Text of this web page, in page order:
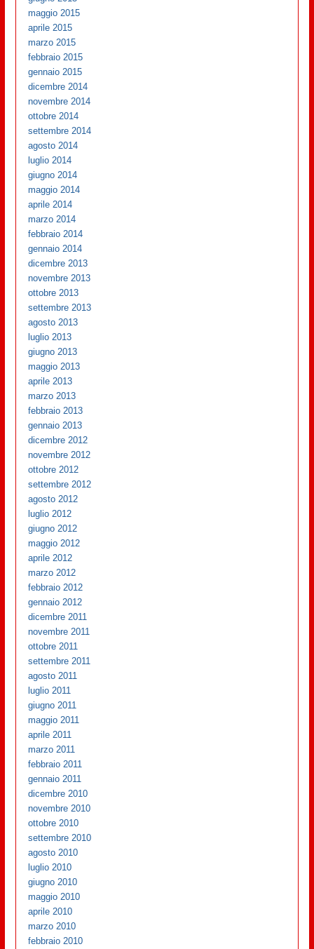
maggio 2015
aprile 2015
marzo 2015
febbraio 2015
gennaio 2015
dicembre 2014
novembre 2014
ottobre 2014
settembre 2014
agosto 2014
luglio 2014
giugno 2014
maggio 2014
aprile 2014
marzo 2014
febbraio 2014
gennaio 2014
dicembre 2013
novembre 2013
ottobre 2013
settembre 2013
agosto 2013
luglio 2013
giugno 2013
maggio 2013
aprile 2013
marzo 2013
febbraio 2013
gennaio 2013
dicembre 2012
novembre 2012
ottobre 2012
settembre 2012
agosto 2012
luglio 2012
giugno 2012
maggio 2012
aprile 2012
marzo 2012
febbraio 2012
gennaio 2012
dicembre 2011
novembre 2011
ottobre 2011
settembre 2011
agosto 2011
luglio 2011
giugno 2011
maggio 2011
aprile 2011
marzo 2011
febbraio 2011
gennaio 2011
dicembre 2010
novembre 2010
ottobre 2010
settembre 2010
agosto 2010
luglio 2010
giugno 2010
maggio 2010
aprile 2010
marzo 2010
febbraio 2010